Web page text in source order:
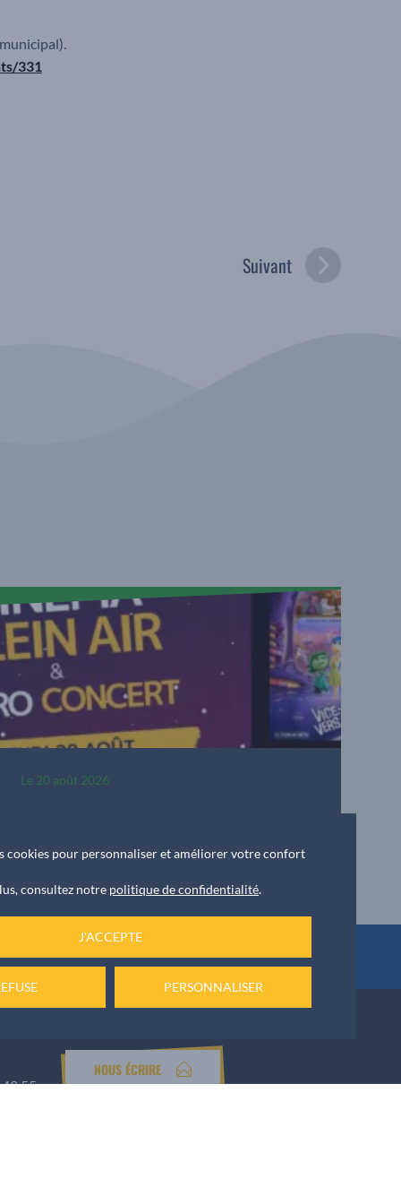
331
Suivant
Le 20 août 2026
55
NOUS ÉCRIRE
cookies pour personnaliser et améliorer votre confort
consultez notre politique de confidentialité.
J'ACCEPTE
PERSONNALISER